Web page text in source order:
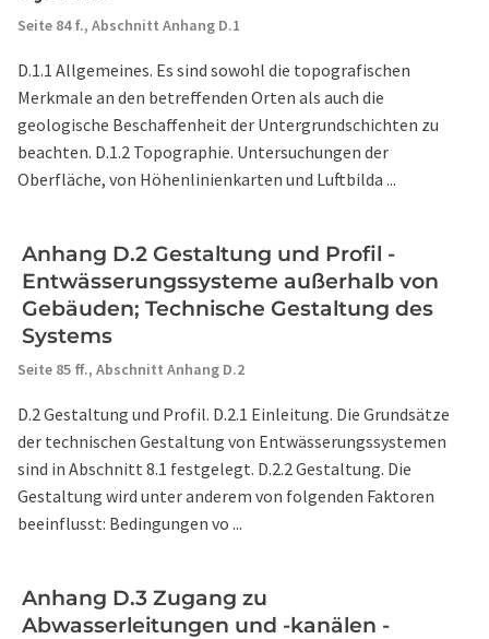
Seite 84 f., Abschnitt Anhang D.1
D.1.1 Allgemeines. Es sind sowohl die topografischen
Merkmale an den betreffenden Orten als auch die
geologische Beschaffenheit der Untergrundschichten zu
beachten. D.1.2 Topographie. Untersuchungen der
Oberfläche, von Höhenlinienkarten und Luftbilda ...
Anhang D.2 Gestaltung und Profil -
Entwässerungssysteme außerhalb von
Gebäuden; Technische Gestaltung des
Systems
Seite 85 ff., Abschnitt Anhang D.2
D.2 Gestaltung und Profil. D.2.1 Einleitung. Die Grundsätze
der technischen Gestaltung von Entwässerungssystemen
sind in Abschnitt 8.1 festgelegt. D.2.2 Gestaltung. Die
Gestaltung wird unter anderem von folgenden Faktoren
beeinflusst: Bedingungen vo ...
Anhang D.3 Zugang zu
Abwasserleitungen und -kanälen -